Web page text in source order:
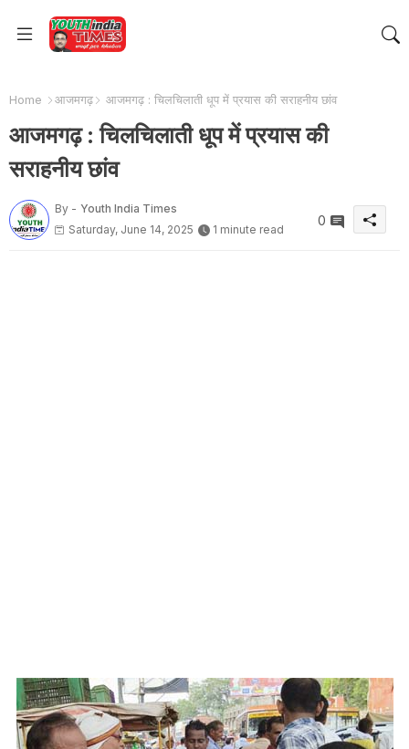
Home आजमगढ़ आजमगढ़ : चिलचिलाती धूप में प्रयास की सराहनीय छांव
आजमगढ़ : चिलचिलाती धूप में प्रयास की
सराहनीय छांव
By - Youth India Times
Saturday, June 14, 2025
1 minute read
0